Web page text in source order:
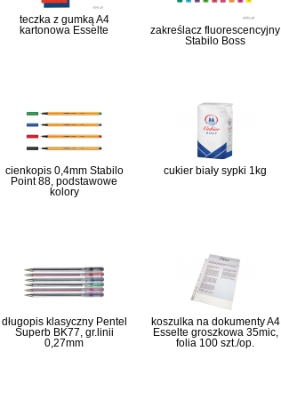
teczka z gumką A4
kartonowa Esselte
zakreślacz fluorescencyjny
Stabilo Boss
cienkopis 0,4mm Stabilo
Point 88, podstawowe
kolory
cukier biały sypki 1kg
długopis klasyczny Pentel
Superb BK77, gr.linii
0,27mm
koszulka na dokumenty A4
Esselte groszkowa 35mic,
folia 100 szt./op.